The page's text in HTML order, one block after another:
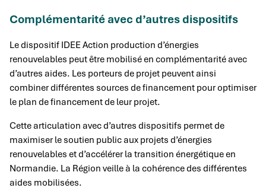
Complémentarité avec d’autres dispositifs
Le dispositif IDEE Action production d’énergies
renouvelables peut être mobilisé en complémentarité avec
d’autres aides. Les porteurs de projet peuvent ainsi
combiner différentes sources de financement pour optimiser
le plan de financement de leur projet.
Cette articulation avec d’autres dispositifs permet de
maximiser le soutien public aux projets d’énergies
renouvelables et d’accélérer la transition énergétique en
Normandie. La Région veille à la cohérence des différentes
aides mobilisées.